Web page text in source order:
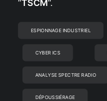
“TSCM“.
ESPIONNAGE INDUSTRIEL
CYBER ICS
ANALYSE SPECTRE RADIO
DÉPOUSSIÉRAGE